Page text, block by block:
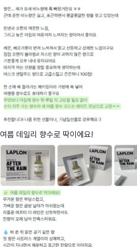
여름 데일리 향수로 딱이에요!